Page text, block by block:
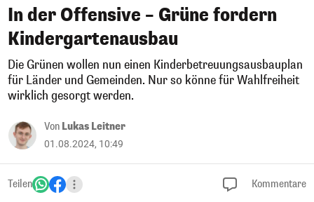
In der Offensive – Grüne fordern
Kindergartenausbau
Die Grünen wollen nun einen Kinderbetreuungsausbauplan
für Länder und Gemeinden. Nur so könne für Wahlfreiheit
wirklich gesorgt werden.
Von Lukas Leitner
01.08.2024, 10:49
Teilen Kommentare